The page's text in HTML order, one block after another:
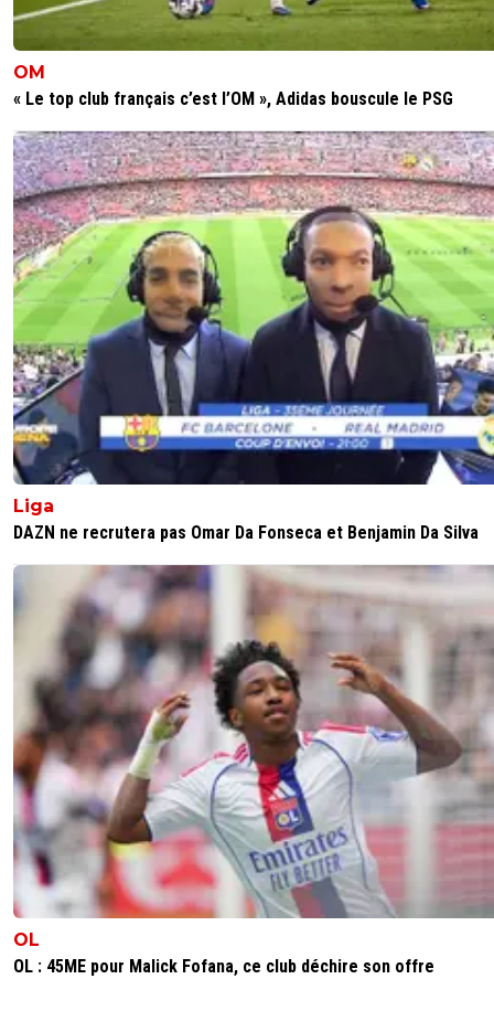
OM
« Le top club français c’est l’OM », Adidas bouscule le PSG
Liga
DAZN ne recrutera pas Omar Da Fonseca et Benjamin Da Silva
OL
OL : 45ME pour Malick Fofana, ce club déchire son offre